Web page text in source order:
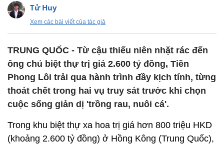
Tử Huy
Xem các bài viết của tác giả
TRUNG QUỐC - Từ cậu thiếu niên nhặt rác đến
ông chủ biệt thự trị giá 2.600 tỷ đồng, Tiền
Phong Lôi trải qua hành trình đầy kịch tính, từng
thoát chết trong hai vụ truy sát trước khi chọn
cuộc sống giản dị 'trồng rau, nuôi cá'.
Trong khu biệt thự xa hoa trị giá hơn 800 triệu HKD
(khoảng 2.600 tỷ đồng) ở Hồng Kông (Trung Quốc),